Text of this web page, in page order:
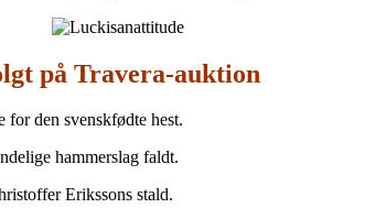
på Travera-auktion
for den svenskfødte hest.
hammerslag faldt.
Erikssons stald.